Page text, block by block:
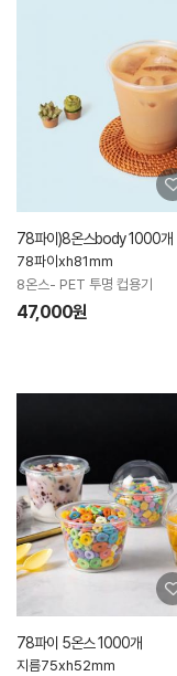
78파이)8온스body 1000개
78파이xh81mm
8온스- PET 투명 컵용기
47,000원
78파이 5온스 1000개
지름75xh52mm